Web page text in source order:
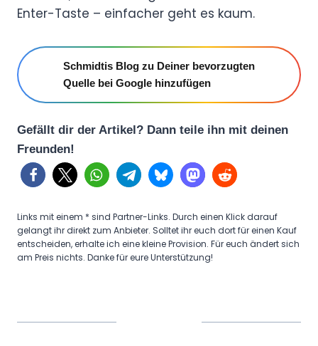
Enter-Taste – einfacher geht es kaum.
Schmidtis Blog zu Deiner bevorzugten
Quelle bei Google hinzufügen
Gefällt dir der Artikel? Dann teile ihn mit deinen
Freunden!
Links mit einem * sind Partner-Links. Durch einen Klick darauf
gelangt ihr direkt zum Anbieter. Solltet ihr euch dort für einen Kauf
entscheiden, erhalte ich eine kleine Provision. Für euch ändert sich
am Preis nichts. Danke für eure Unterstützung!